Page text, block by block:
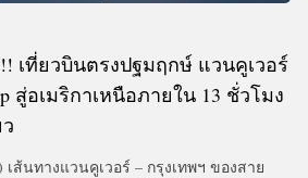
!! เที่ยวบินตรงปฐมฤกษ์ แวนคูเวอร์
สู่อเมริกาเหนือภายใน 13 ชั่วโมง
เส้นทางแวนคูเวอร์ – กรุงเทพฯ ของสาย